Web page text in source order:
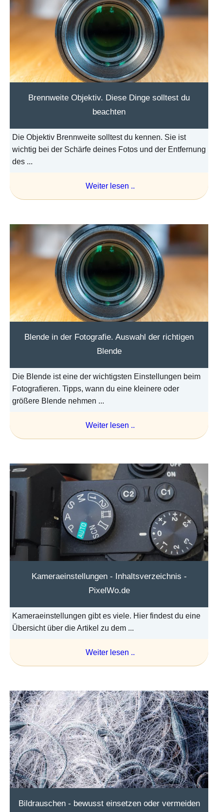
Brennweite Objektiv. Diese Dinge solltest du
beachten
Die Objektiv Brennweite solltest du kennen. Sie ist
wichtig bei der Schärfe deines Fotos und der Entfernung
des ...
Weiter lesen ..
Blende in der Fotografie. Auswahl der richtigen
Blende
Die Blende ist eine der wichtigsten Einstellungen beim
Fotografieren. Tipps, wann du eine kleinere oder
größere Blende nehmen ...
Weiter lesen ..
Kameraeinstellungen - Inhaltsverzeichnis -
PixelWo.de
Kameraeinstellungen gibt es viele. Hier findest du eine
Übersicht über die Artikel zu dem ...
Weiter lesen ..
Bildrauschen - bewusst einsetzen oder vermeiden